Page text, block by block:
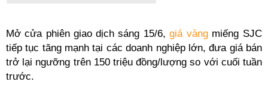
Mở cửa phiên giao dịch sáng 15/6, giá vàng miếng SJC
tiếp tục tăng mạnh tại các doanh nghiệp lớn, đưa giá bán
trở lại ngưỡng trên 150 triệu đồng/lượng so với cuối tuần
trước.